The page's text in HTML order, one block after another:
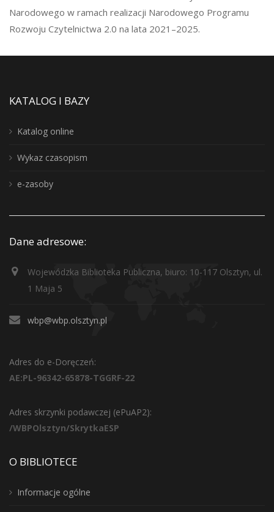
Narodowego w ramach realizacji Narodowego Programu
Rozwoju Czytelnictwa 2.0 na lata 2021–2025.
KATALOG I BAZY
Katalog online
Wykaz czasopism
e-zasoby
Dane adresowe:
Wojewódzka Biblioteka Publiczna, biuro: 10-117 Olsztyn, ul.
1 Maja 5
wbp@wbp.olsztyn.pl
Adres do e-Doręczeń:
AE:PL-96342-65878-TGGRF-22
Adres skrzynki podawczej (ePuAP2):
/WBPOlsztyn/SkrytkaESP
O BIBLIOTECE
Informacje ogólne